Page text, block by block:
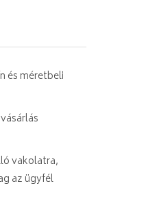
és méretbeli
vakolatra,
az ügyfél